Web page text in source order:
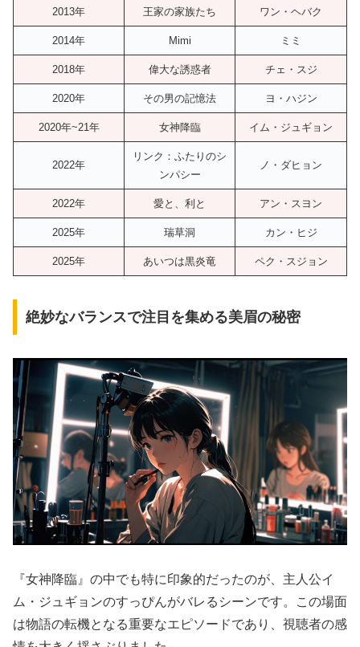
2013年 王家の家族たち ワン・ヘバク
2014年 Mimi ミミ
2018年 偉大な誘惑者 チェ・スジ
2020年 その男の記憶法 ヨ・ハジン
2020年~21年 女神降臨 イム・ジュギョン
2022年
リンク：ふたりのシ
ンパシー
ノ・ダヒョン
2022年 愛と、利と アン・スヨン
2025年 瑞草洞 カン・ヒジ
2025年 あいつは黒炎竜 ペク・スジョン
絶妙なバランスで注目を集める美眉の秘密
『女神降臨』の中でも特に印象的だったのが、主人公イ
ム・ジュギョンのすっぴんがバレるシーンです。この場面
は物語の転機となる重要なエピソードであり、視聴者の感